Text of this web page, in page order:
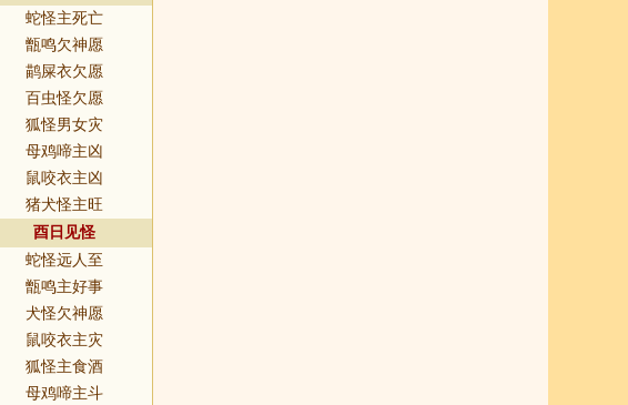
蛇怪主死亡
甑鸣欠神愿
鹋屎衣欠愿
百虫怪欠愿
狐怪男女灾
母鸡啼主凶
鼠咬衣主凶
猪犬怪主旺
酉日见怪
蛇怪远人至
甑鸣主好事
犬怪欠神愿
鼠咬衣主灾
狐怪主食酒
母鸡啼主斗